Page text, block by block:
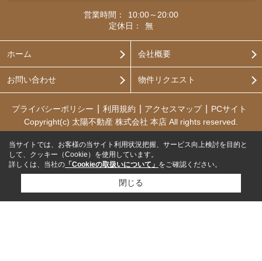
営業時間：
10:00～20:00
定休日：
無
ホーム 会社概要
お問い合わせ 物件リクエスト
プライバシーポリシー 利用規約 アクセスマップ
PCサイト
Copyright(c) 太陽不動産 株式会社 本店 All rights reserved.
当サイトでは、お客様の当サイト利用状況把握、サービス向上検討を目的と
して、クッキー（Cookie）を使用しています。
詳しくは、当社の 「Cookieの取扱いについて」 をご確認ください。
閉じる